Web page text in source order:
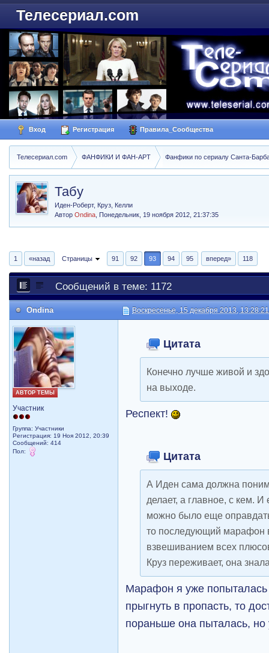
Телесериал.com
Вход Регистрация Правила_Сообщества
Телесериал.com ФАНФИКИ И ФАН-АРТ Фанфики по сериалу Санта-
Табу
Иден-Роберт, Круз, Келли
АвторOndina ,Понедельник, 19 ноября 2012, 21:37:35
1 «назад Страницы 91 92 93 94 95 вперед» 118
Сообщений в теме: 1172
Ondina Воскресенье, 15 декабря 2013, 13:28:21
АВТОР ТЕМЫ
Участник
Группа: Участники
Регистрация: 19 Ноя 2012, 20:39
Сообщений: 414
Пол:
Цитата
Конечно лучше живой и
на выходе.
Респект!
Цитата
А Иден сама должна
делает, а главное, с кем.
можно было еще
то последующий марафон
взвешиванием всех
Круз переживает, она
Марафон я уже
прыгнуть в пропасть, то
пораньше она пыталась,